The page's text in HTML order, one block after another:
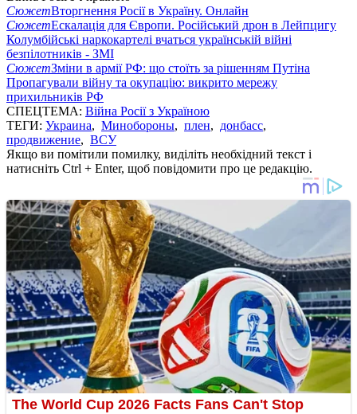
СюжетВторгнення Росії в Україну. Онлайн
СюжетЕскалація для Європи. Російський дрон в Лейпцигу
Колумбійські наркокартелі вчаться українській війні
безпілотників - ЗМІ
СюжетЗміни в армії РФ: що стоїть за рішенням Путіна
Пропагували війну та окупацію: викрито мережу
прихильників РФ
СПЕЦТЕМА: Війна Росії з Україною
ТЕГИ: Украина, Минобороны, плен, донбасс,
продвижение, ВСУ
Якщо ви помітили помилку, виділіть необхідний текст і
натисніть Ctrl + Enter, щоб повідомити про це редакцію.